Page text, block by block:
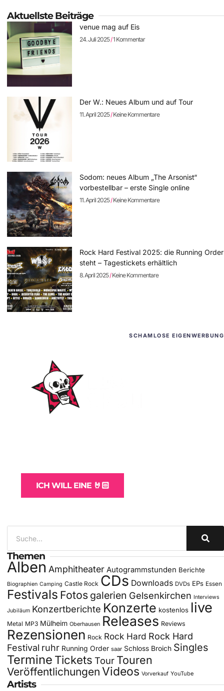
Aktuellste Beiträge
venue mag auf Eis
24. Juli 2025 1 Kommentar
Der W.: Neues Album und auf Tour
11. April 2025 Keine Kommentare
Sodom: neues Album „The Arsonist“
vorbestellbar – erste Single online
11. April 2025 Keine Kommentare
Rock Hard Festival 2025: die Running Order
steht – Tagestickets erhältlich
8. April 2025 Keine Kommentare
SCHAMLOSE EIGENWERBUNG
ICH WILL EINE 🤘🏻
Themen
Alben Amphitheater Autogrammstunden Berichte
Biographien Camping Castle Rock CDs Downloads DVDs EPs Essen
Festivals Fotos galerien Gelsenkirchen Interviews
Jubiläum Konzertberichte Konzerte kostenlos live
Metal MP3 Mülheim Oberhausen Releases Reviews
Rezensionen Rock Rock Hard Rock Hard
Festival ruhr Running Order saar Schloss Broich Singles
Termine Tickets Tour Touren
Veröffentlichungen Videos Vorverkauf YouTube
Artists